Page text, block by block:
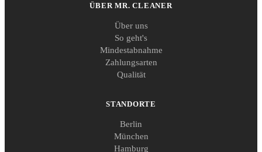
ÜBER MR. CLEANER
Über uns
So geht's
Mindestabnahme
Zahlungsarten
Qualität
STANDORTE
Berlin
München
Hamburg